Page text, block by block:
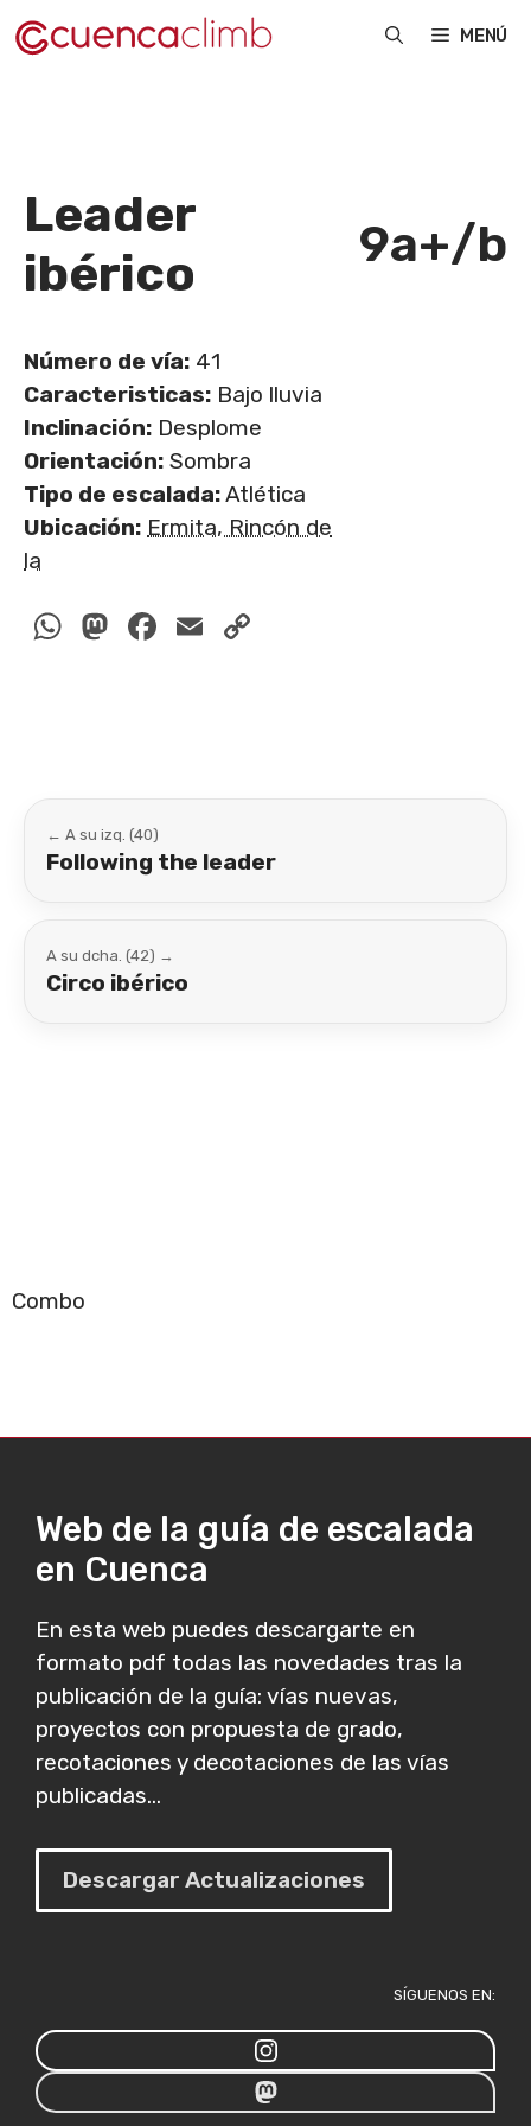
Saltar
al
MENÚ
Leader
ibérico
9a+/b
Número de vía: 41
Caracteristicas: Bajo lluvia
Inclinación: Desplome
Orientación: Sombra
Tipo de escalada:Atlética
Ubicación: Ermita, Rincón de
la
WhatsApp
Mastodon
Facebook
Email
← A su izq. (40)
Following the leader
A su dcha. (42) →
Circo ibérico
Combo
Web de la guía de escalada
en Cuenca
En esta web puedes descargarte en
formato pdf todas las novedades tras la
publicación de la guía: vías nuevas,
proyectos con propuesta de grado,
recotaciones y decotaciones de las vías
publicadas...
Descargar Actualizaciones
SÍGUENOS EN: